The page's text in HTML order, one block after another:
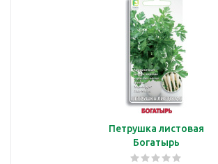
Петрушка листовая
Богатырь